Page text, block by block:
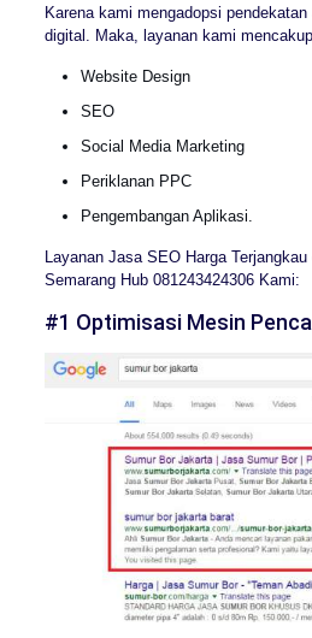
Karena kami mengadopsi
digital. Maka, layanan kami
Website Design
SEO
Social Media Marketing
Periklanan PPC
Pengembangan Aplikasi.
Layanan Jasa SEO Harga
Semarang Hub 081243424306 Kami:
#1 Optimisasi Mesin